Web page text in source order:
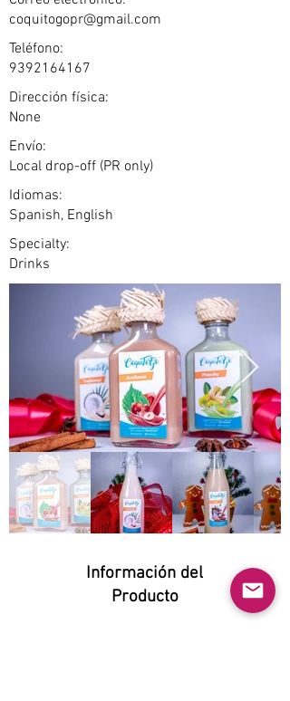
coquitogopr@gmail.com
Teléfono:
9392164167
Dirección física:
None
Envío:
Local drop-off (PR only)
Idiomas:
Spanish, English
Specialty:
Drinks
Información del
Producto